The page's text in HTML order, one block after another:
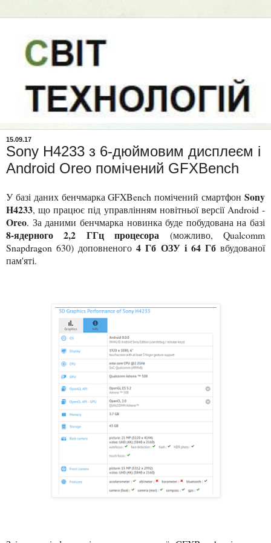
15.09.17
Sony H4233 з 6-дюймовим дисплеєм і
Android Oreo помічений GFXBench
У базі даних бенчмарка GFXBench помічений смартфон Sony
H4233, що працює під управлінням новітньої версії Android -
Oreo. За даними бенчмарка новинка буде побудована на базі
8-ядерного 2,2 ГГц процесора (можливо, Qualcomm
Snapdragon 630) доповненого4 Гб ОЗУ і 64 Гбвбудованої
пам'яті.